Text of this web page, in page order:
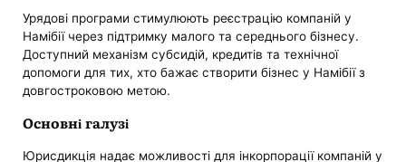
Урядові програми стимулюють реєстрацію компаній у
Намібії через підтримку малого та середнього бізнесу.
Доступний механізм субсидій, кредитів та технічної
допомоги для тих, хто бажає створити бізнес у Намібії з
довгостроковою метою.
Основні галузі
Юрисдикція надає можливості для інкорпорації компаній у